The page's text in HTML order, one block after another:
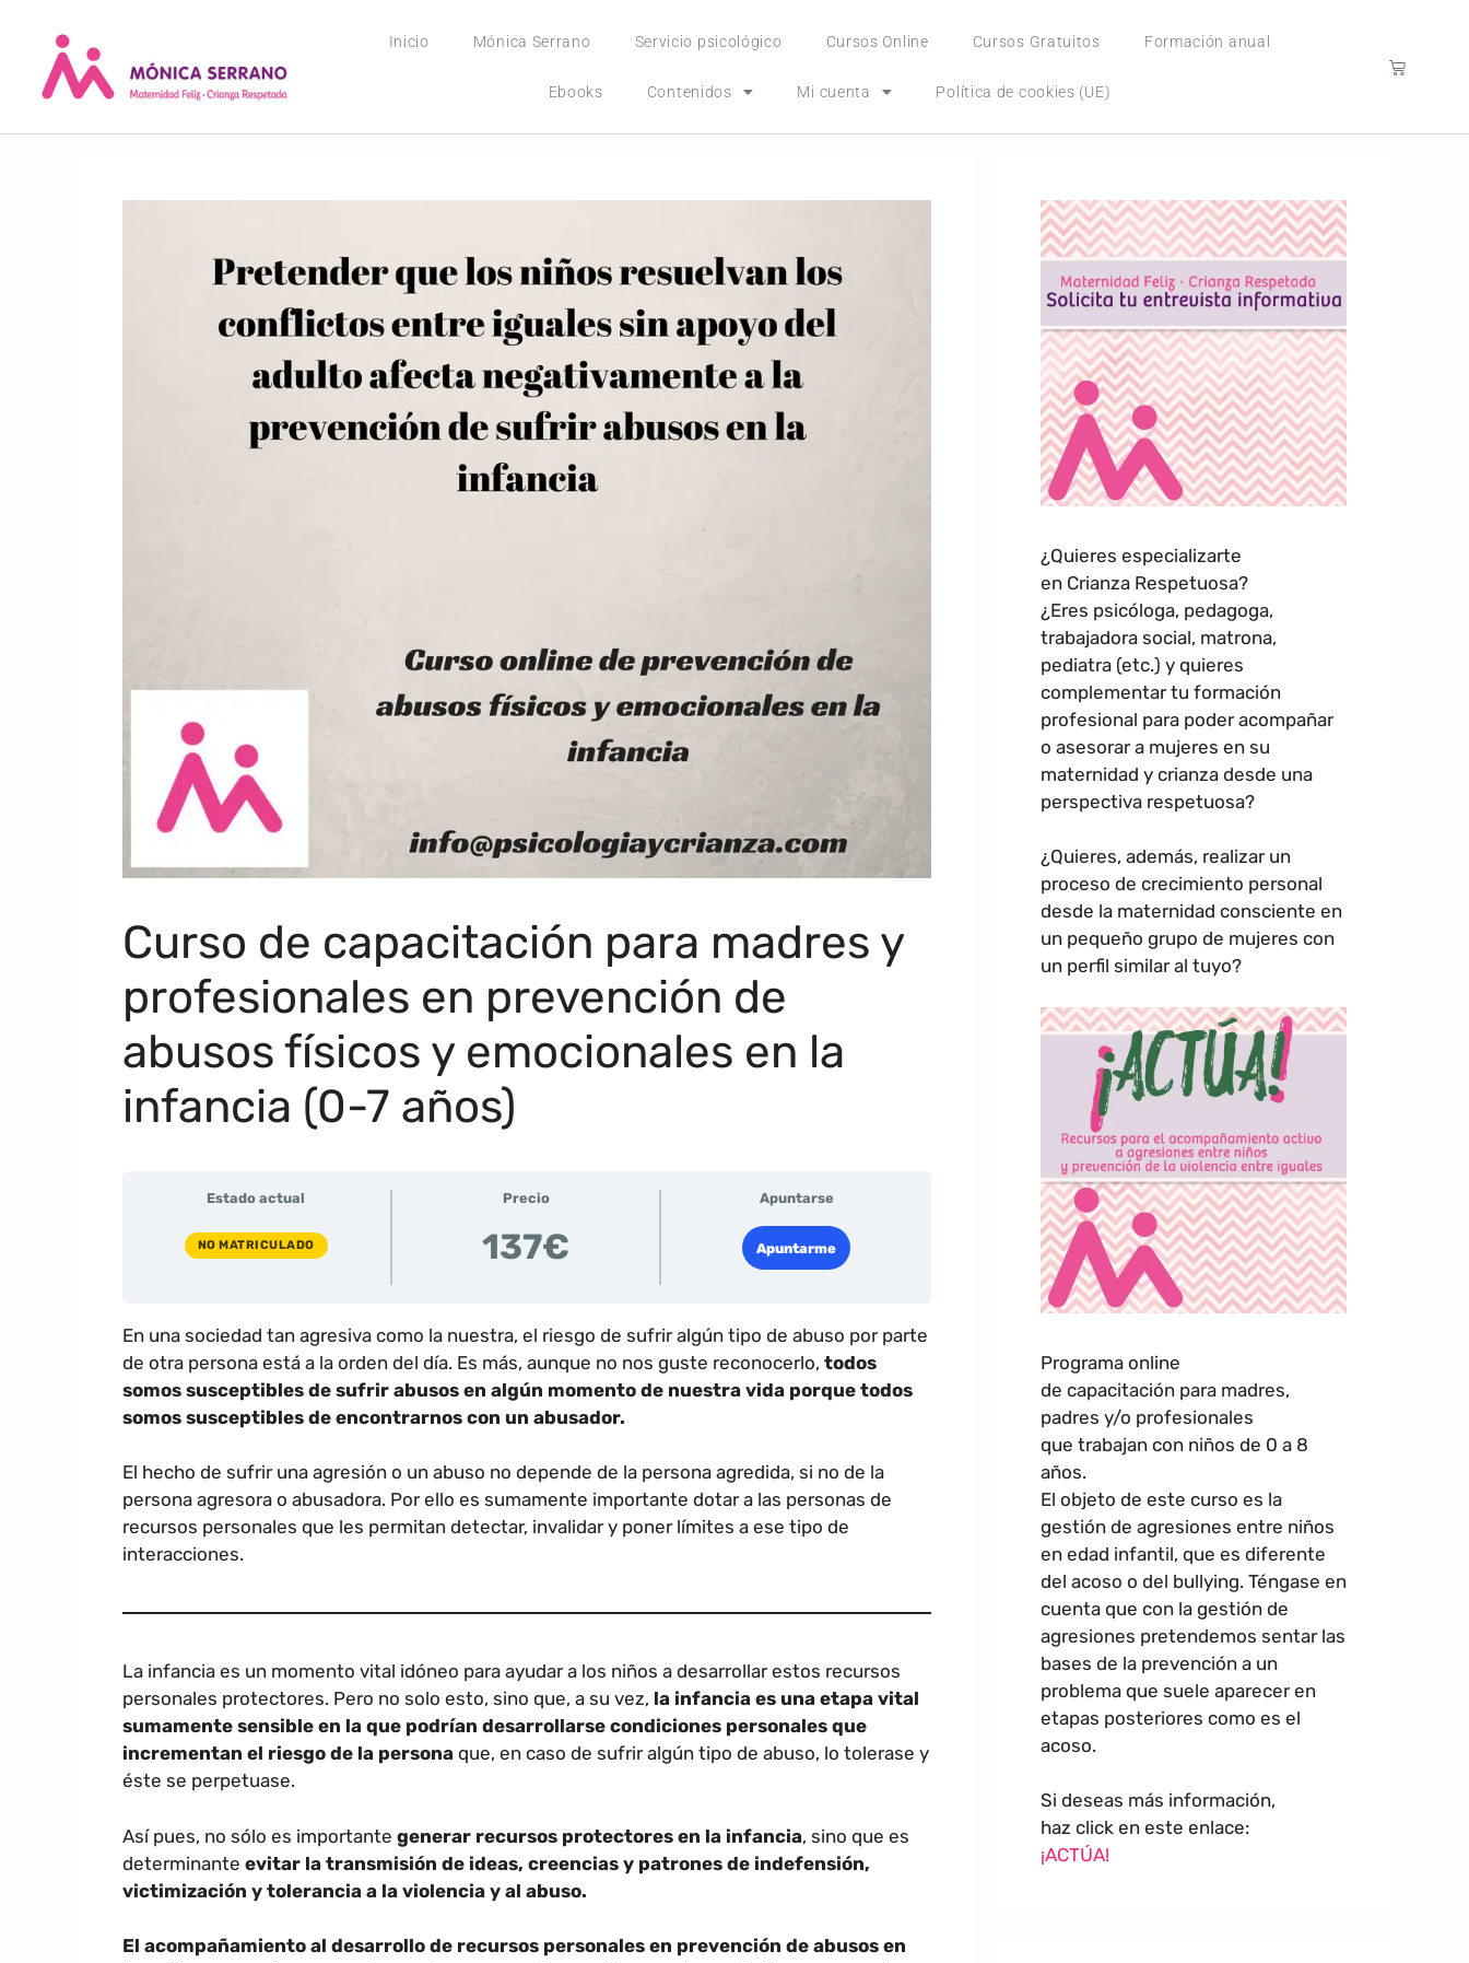
Inicio Mónica Serrano Servicio psicológico Cursos Online Cursos Gratuitos Formación anual
Ebooks Contenidos Mi cuenta Política de cookies (UE)
Curso de capacitación para madres y
profesionales en prevención de
abusos físicos y emocionales en la
infancia (0-7 años)
Estado actual
NO MATRICULADO
Precio
137€
Apuntarse
Apuntarme
En una sociedad tan agresiva como la nuestra, el riesgo de sufrir algún tipo de abuso por parte
de otra persona está a la orden del día. Es más, aunque no nos guste reconocerlo, todos
somos susceptibles de sufrir abusos en algún momento de nuestra vida porque todos
somos susceptibles de encontrarnos con un abusador.
El hecho de sufrir una agresión o un abuso no depende de la persona agredida, si no de la
persona agresora o abusadora. Por ello es sumamente importante dotar a las personas de
recursos personales que les permitan detectar, invalidar y poner límites a ese tipo de
interacciones.
La infancia es un momento vital idóneo para ayudar a los niños a desarrollar estos recursos
personales protectores. Pero no solo esto, sino que, a su vez, la infancia es una etapa vital
sumamente sensible en la que podrían desarrollarse condiciones personales que
incrementan el riesgo de la persona que, en caso de sufrir algún tipo de abuso, lo tolerase y
éste se perpetuase.
Así pues, no sólo es importante generar recursos protectores en la infancia, sino que es
determinante evitar la transmisión de ideas, creencias y patrones de indefensión,
victimización y tolerancia a la violencia y al abuso.
El acompañamiento al desarrollo de recursos personales en prevención de abusos en
¿Quieres especializarte
en Crianza Respetuosa?
¿Eres psicóloga, pedagoga,
trabajadora social, matrona,
pediatra (etc.) y quieres
complementar tu formación
profesional para poder acompañar
o asesorar a mujeres en su
maternidad y crianza desde una
perspectiva respetuosa?
¿Quieres, además, realizar un
proceso de crecimiento personal
desde la maternidad consciente en
un pequeño grupo de mujeres con
un perfil similar al tuyo?
Programa online
de capacitación para madres,
padres y/o profesionales
que trabajan con niños de 0 a 8
años.
El objeto de este curso es la
gestión de agresiones entre niños
en edad infantil, que es diferente
del acoso o del bullying. Téngase en
cuenta que con la gestión de
agresiones pretendemos sentar las
bases de la prevención a un
problema que suele aparecer en
etapas posteriores como es el
acoso.
Si deseas más información,
haz click en este enlace:
¡ACTÚA!